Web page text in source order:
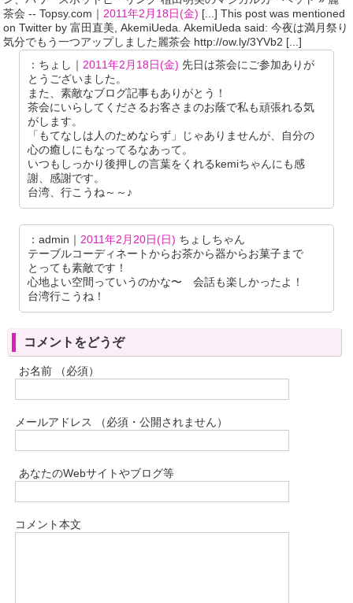
茶会 -- Topsy.com｜ 2011年2月18日(金) [...] This post was mentioned
on Twitter by 富田直美, AkemiUeda. AkemiUeda said: 今夜は満月祭り
気分でもう一つアップしました麗茶会 http://ow.ly/3YVb2 [...]
：ちょし｜ 2011年2月18日(金) 先日は茶会にご参加ありが
とうございました。
また、素敵なブログ記事もありがとう！
茶会にいらしてくださるお客さまのお蔭で私も頑張れる気
がします。
「もてなしは人のためならず」じゃありませんが、自分の
心の癒しにもなってるなあって。
いつもしっかり後押しの言葉をくれるkemiちゃんにも感
謝、感謝です。
台湾、行こうね～～♪
：admin｜ 2011年2月20日(日) ちょしちゃん
テーブルコーディネートからお茶から器からお菓子まで
とっても素敵です！
心地よい空間っていうのかな〜 会話も楽しかったよ！
台湾行こうね！
コメントをどうぞ
お名前 （必須）
メールアドレス （必須・公開されません）
あなたのWebサイトやブログ等
コメント本文